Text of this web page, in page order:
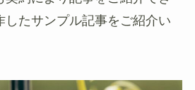
したサンプル記事をご紹介い